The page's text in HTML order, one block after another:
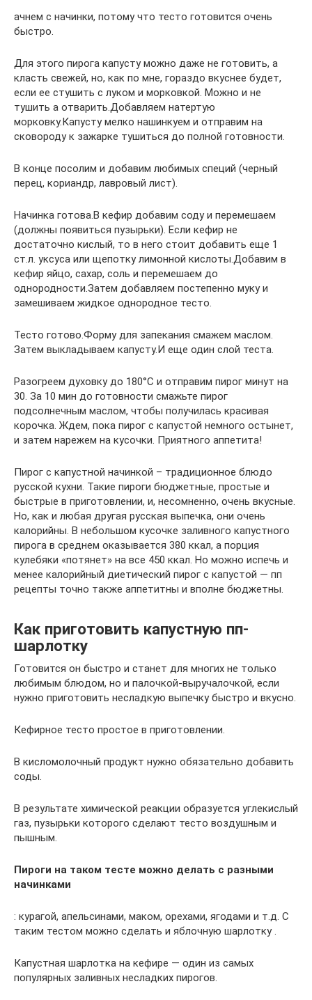
ачнем с начинки, потому что тесто готовится очень
быстро.
Для этого пирога капусту можно даже не готовить, а
класть свежей, но, как по мне, гораздо вкуснее будет,
если ее стушить с луком и морковкой. Можно и не
тушить а отварить.Добавляем натертую
морковку.Капусту мелко нашинкуем и отправим на
сковороду к зажарке тушиться до полной готовности.
В конце посолим и добавим любимых специй (черный
перец, кориандр, лавровый лист).
Начинка готова.В кефир добавим соду и перемешаем
(должны появиться пузырьки). Если кефир не
достаточно кислый, то в него стоит добавить еще 1
ст.л. уксуса или щепотку лимонной кислоты.Добавим в
кефир яйцо, сахар, соль и перемешаем до
однородности.Затем добавляем постепенно муку и
замешиваем жидкое однородное тесто.
Тесто готово.Форму для запекания смажем маслом.
Затем выкладываем капусту.И еще один слой теста.
Разогреем духовку до 180°С и отправим пирог минут на
30. За 10 мин до готовности смажьте пирог
подсолнечным маслом, чтобы получилась красивая
корочка. Ждем, пока пирог с капустой немного остынет,
и затем нарежем на кусочки. Приятного аппетита!
Пирог с капустной начинкой – традиционное блюдо
русской кухни. Такие пироги бюджетные, простые и
быстрые в приготовлении, и, несомненно, очень вкусные.
Но, как и любая другая русская выпечка, они очень
калорийны. В небольшом кусочке заливного капустного
пирога в среднем оказывается 380 ккал, а порция
кулебяки «потянет» на все 450 ккал. Но можно испечь и
менее калорийный диетический пирог с капустой — пп
рецепты точно также аппетитны и вполне бюджетны.
Как приготовить капустную пп-
шарлотку
Готовится он быстро и станет для многих не только
любимым блюдом, но и палочкой-выручалочкой, если
нужно приготовить несладкую выпечку быстро и вкусно.
Кефирное тесто простое в приготовлении.
В кисломолочный продукт нужно обязательно добавить
соды.
В результате химической реакции образуется углекислый
газ, пузырьки которого сделают тесто воздушным и
пышным.
Пироги на таком тесте можно делать с разными
начинками
: курагой, апельсинами, маком, орехами, ягодами и т.д. С
таким тестом можно сделать и яблочную шарлотку .
Капустная шарлотка на кефире — один из самых
популярных заливных несладких пирогов.